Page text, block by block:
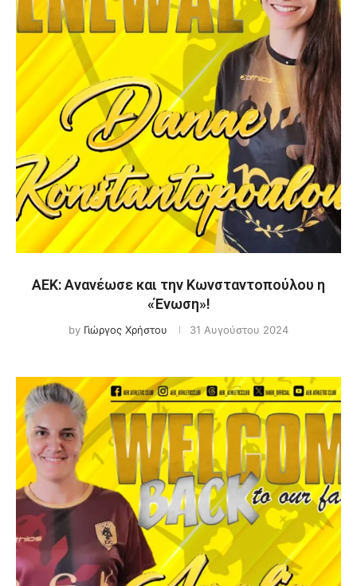
ΑΕΚ: Ανανέωσε και την Κωνσταντοπούλου η
«Ένωση»!
by Γιώργος Χρήστου 31 Αυγούστου 2024